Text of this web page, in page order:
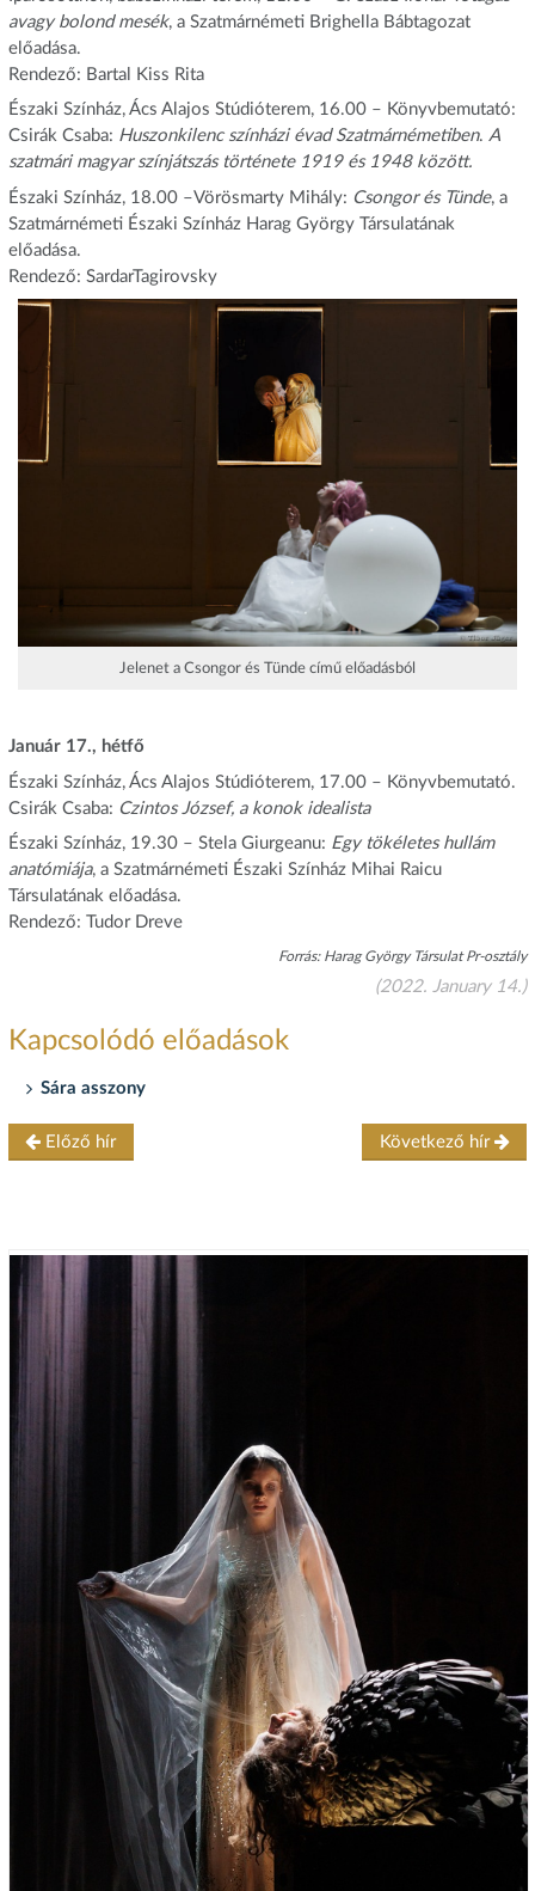
avagy bolond mesék, a Szatmárnémeti Brighella Bábtagozat
előadása.
Rendező: Bartal Kiss Rita
Északi Színház, Ács Alajos Stúdióterem, 16.00 – Könyvbemutató:
Csirák Csaba: Huszonkilenc színházi évad Szatmárnémetiben. A
szatmári magyar színjátszás története 1919 és 1948 között.
Északi Színház, 18.00 –Vörösmarty Mihály: Csongor és Tünde, a
Szatmárnémeti Északi Színház Harag György Társulatának
előadása.
Rendező: SardarTagirovsky
Jelenet a Csongor és Tünde című előadásból
Január 17., hétfő
Északi Színház, Ács Alajos Stúdióterem, 17.00 – Könyvbemutató.
Csirák Csaba: Czintos József, a konok idealista
Északi Színház, 19.30 – Stela Giurgeanu: Egy tökéletes hullám
anatómiája, a Szatmárnémeti Északi Színház Mihai Raicu
Társulatának előadása.
Rendező: Tudor Dreve
Forrás: Harag György Társulat Pr-osztály
(2022. January 14.)
Kapcsolódó előadások
Sára asszony
Előző hír Következő hír